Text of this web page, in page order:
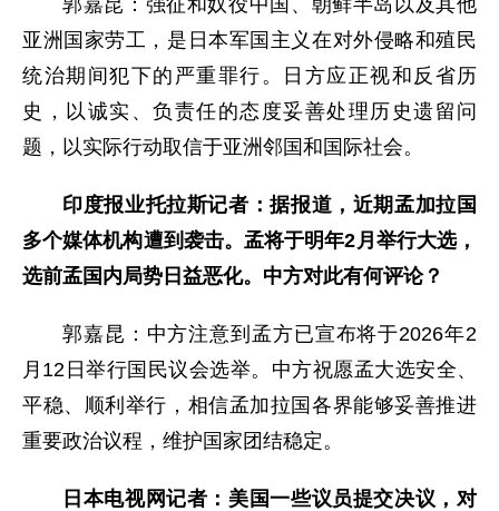
亚洲国家劳工，是日本军国主义在对外侵略和殖民
统治期间犯下的严重罪行。日方应正视和反省历
史，以诚实、负责任的态度妥善处理历史遗留问
题，以实际行动取信于亚洲邻国和国际社会。
印度报业托拉斯记者：据报道，近期孟加拉国
多个媒体机构遭到袭击。孟将于明年2月举行大选，
选前孟国内局势日益恶化。中方对此有何评论？
郭嘉昆：中方注意到孟方已宣布将于2026年2
月12日举行国民议会选举。中方祝愿孟大选安全、
平稳、顺利举行，相信孟加拉国各界能够妥善推进
重要政治议程，维护国家团结稳定。
日本电视网记者：美国一些议员提交决议，对